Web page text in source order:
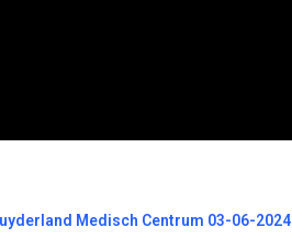
Medisch Centrum 03-06-2024